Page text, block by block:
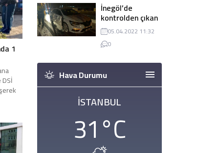
1
ile
İnegöl’de
kontrolden çıkan
tır 2 otomobile
çarptı
05.04.2022 11:32
0
Hava Durumu
İSTANBUL
31°C